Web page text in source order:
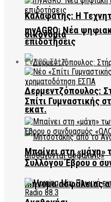
Καλαφάτης: Η
οικονομία
Δερμεντζόπουλος:
εκατ.
Μήνυμα ασφάλειας
myAGRO: Νέα
επιδοτήσεις
EVROS TALK
Σπίτι Γυμναστικής
Μπαίνει στη «μάχη»
Συλλόγου Έβρου ο